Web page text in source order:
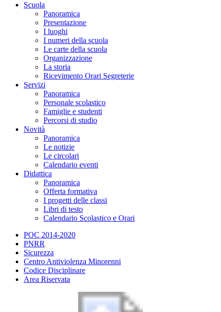
Scuola
Panoramica
Presentazione
I luoghi
I numeri della scuola
Le carte della scuola
Organizzazione
La storia
Ricevimento Orari Segreterie
Servizi
Panoramica
Personale scolastico
Famiglie e studenti
Percorsi di studio
Novità
Panoramica
Le notizie
Le circolari
Calendario eventi
Didattica
Panoramica
Offerta formativa
I progetti delle classi
Libri di testo
Calendario Scolastico e Orari
POC 2014-2020
PNRR
Sicurezza
Centro Antiviolenza Minorenni
Codice Disciplinare
Area Riservata